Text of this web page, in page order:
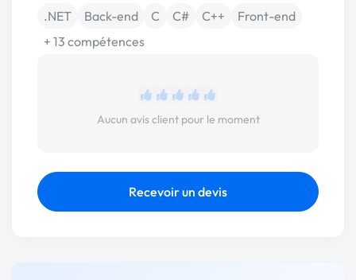
.NET Back-end C C# C++
Front-end
+ 13 compétences
Aucun avis client pour le moment
Recevoir un devis